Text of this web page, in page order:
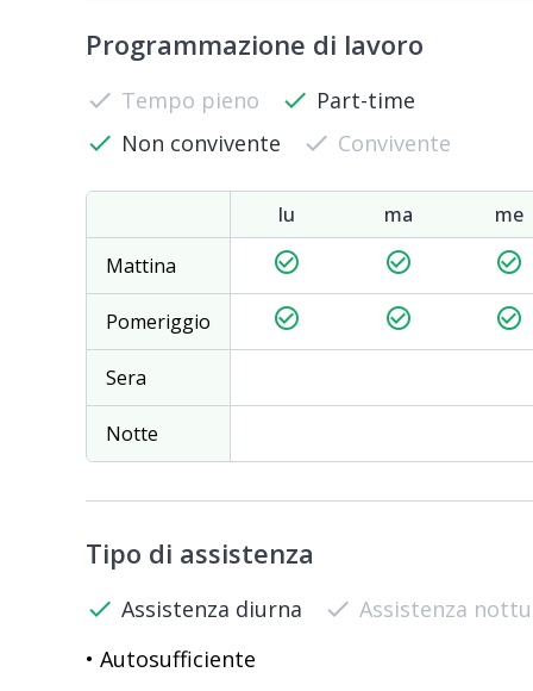
Programmazione di lavoro
check Tempo pieno check Part-time
check Non convivente check Convivente
lu ma me
Mattina
check_circle_outline check_circle_outline check_circle_outline
Pomeriggio check_circle_outline check_circle_outline check_circle_outline
Sera
Notte
Tipo di assistenza
check Assistenza diurna check Assistenza
• Autosufficiente